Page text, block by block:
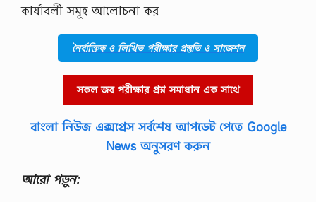
কার্যাবলী সমূহ আলোচনা কর
নৈর্ব্যক্তিক ও লিখিত পরীক্ষার প্রস্তুতি ও সাজেশন
সকল জব পরীক্ষার প্রশ্ন সমাধান এক সাথে
বাংলা নিউজ এক্সপ্রেস সর্বশেষ আপডেট পেতে Google
News অনুসরণ করুন
আরো পড়ুন: